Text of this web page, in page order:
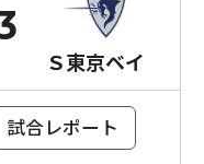
Ｓ東京ベイ
試合レポート